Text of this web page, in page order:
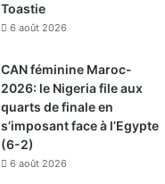
Toastie
6 août 2026
CAN féminine Maroc-
2026: le Nigeria file aux
quarts de finale en
s’imposant face à l’Egypte
(6-2)
6 août 2026